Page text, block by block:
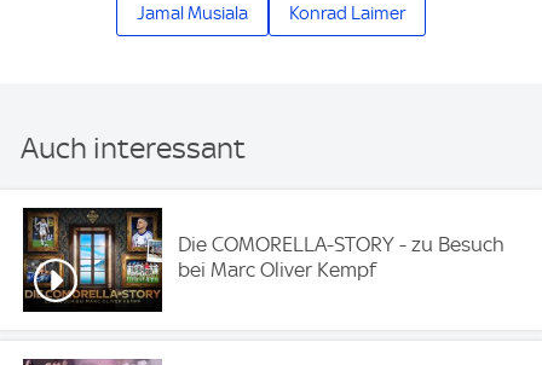
Jamal Musiala Konrad Laimer
Auch interessant
Die COMORELLA-STORY - zu Besuch
bei Marc Oliver Kempf